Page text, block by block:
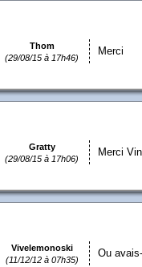
Thom
(29/08/15 à 17h46)
Merci
Gratty
(29/08/15 à 17h06)
Merci
Vivelemonoski
(11/12/12 à 07h35)
Ou